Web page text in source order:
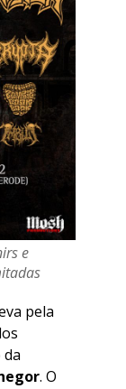
e
pela
. O